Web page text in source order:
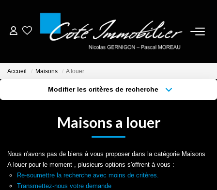
ESTIMER
NOTRE AGENCE
CONTACT
Accueil Maisons A louer
Modifier les critères de recherche
Budget max
Plus de critères Créer une alerte
Maisons a louer
Nous n'avons pas de biens à vous proposer dans la catégorie Maisons
A louer pour le moment , plusieurs options s'offrent à vous :
Re-soumettre la recherche avec moins de critères.
Transmettez-nous votre demande